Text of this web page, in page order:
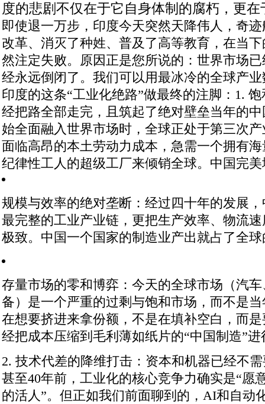
度的悲剧不仅在于它自身体制的腐朽，更
即使退一万步，印度今天突然天降伟人，奇
改革、消灭了种姓、普及了高等教育，在当
然注定失败。原因正是您所说的：世界市场
经永远倒闭了。 我们可以用最冰冷的全球产
印度的这条“工业化绝路”做最终的注脚： 1.
经把路全部走完，且筑起了绝对壁垒当年的中
始全面融入世界市场时，全球正处于第三次
面临高昂的本土劳动力成本，急需一个拥有
纪律性工人的超级工厂来倾销全球。中国完
规模与效率的绝对垄断 ：经过四十年的发展
最完整的工业产业链，更把生产效率、物流
极致。中国一个国家的制造业产出就占了全球
存量市场的零和博弈 ：今天的全球市场（汽
备）是一个严重的过剩与饱和市场 ，而不是
在想要挤进来拿份额，不是在填补空白，而
经把成本压缩到毛利薄如纸片的“中国制造”进
2. 技术代差的降维打击：资本和机器已经不需
甚至40年前，工业化的核心竞争力确实是“愿
的活人”。但正如我们前面聊到的，AI和自动